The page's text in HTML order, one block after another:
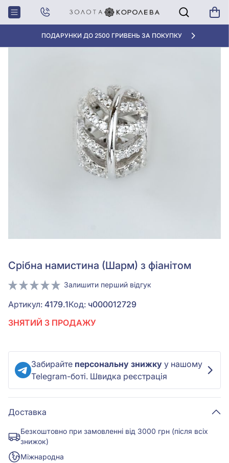
ПОДАРУНКИ ДО 2500 ГРИВЕНЬ ЗА ПОКУПКУ
Головна Срiбна намистина (Шарм) з фіанітом
Срiбна намистина (Шарм) з фіанітом
Залишити перший відгук
Артикул: 4179.1Код: ч000012729
ЗНЯТИЙ З ПРОДАЖУ
Забирайте персональну знижку у нашому
Telegram-боті. Швидка реєстрація
Доставка
Безкоштовно при замовленні від 3000 грн (після всіх
знижок)
Міжнародна